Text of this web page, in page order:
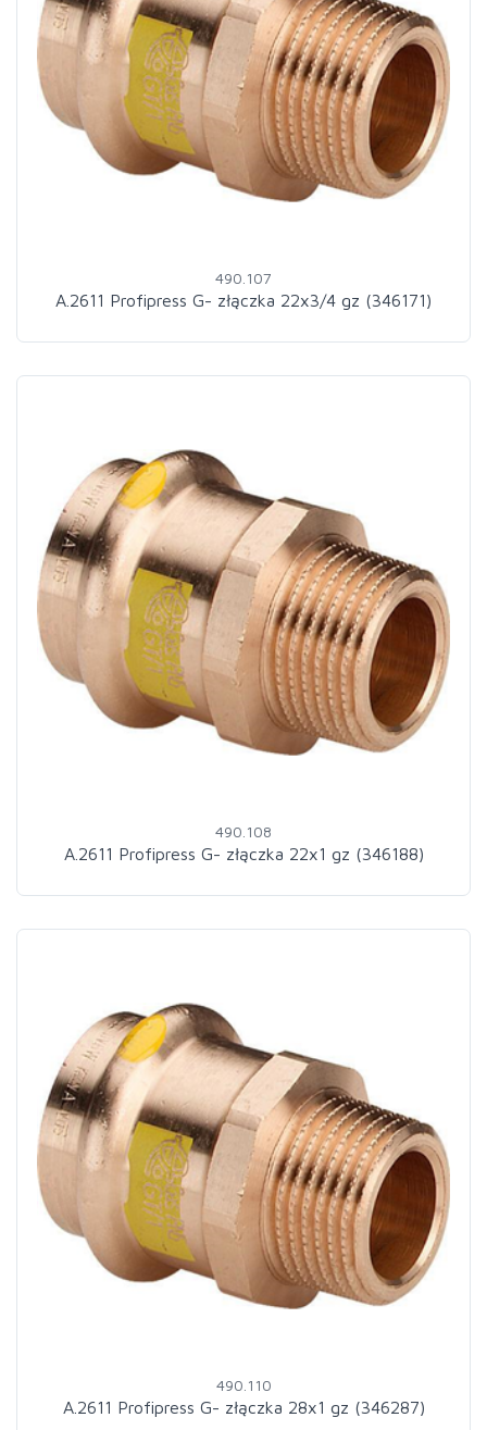
490.107
A.2611 Profipress G- złączka 22x3/4 gz (346171)
490.108
A.2611 Profipress G- złączka 22x1 gz (346188)
490.110
A.2611 Profipress G- złączka 28x1 gz (346287)